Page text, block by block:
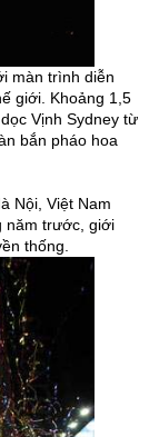
màn trình diễn
giới. Khoảng 1,5
Vịnh Sydney từ
bắn pháo hoa
Nội, Việt Nam
năm trước, giới
thống.